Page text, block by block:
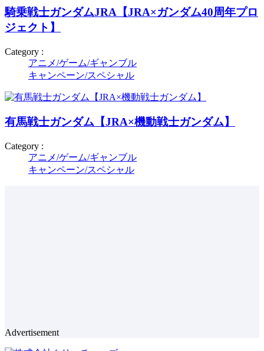
騎乗戦士ガンダムJRA【JRA×ガンダム40周年プロ
ジェクト】
Category :
アニメ/ゲーム/ギャンブル
キャンペーン/スペシャル
有馬戦士ガンダム【JRA×機動戦士ガンダム】
Category :
アニメ/ゲーム/ギャンブル
キャンペーン/スペシャル
Advertisement